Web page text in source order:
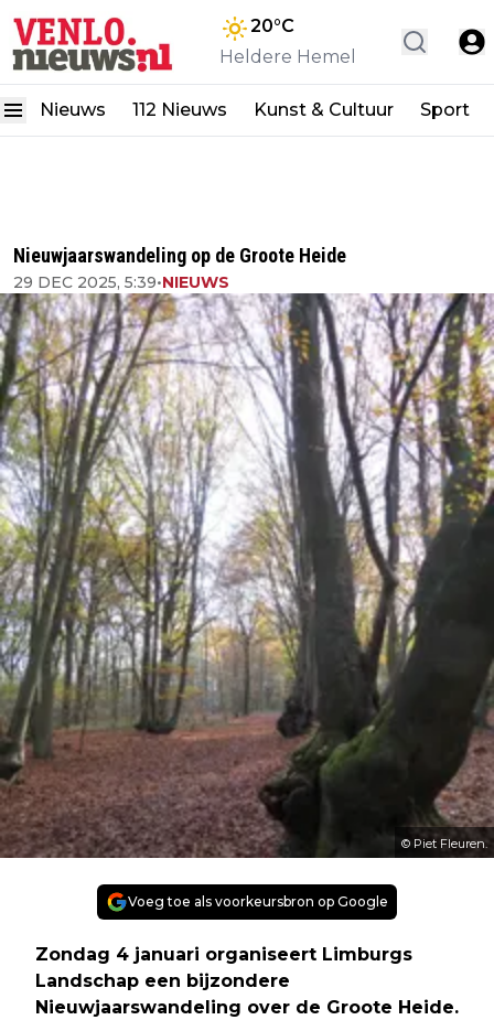
20°C
Heldere Hemel
Nieuws 112 Nieuws Kunst & Cultuur Sport
Nieuwjaarswandeling op de Groote Heide
29 DEC 2025, 5:39•NIEUWS
© Piet Fleuren.
Voeg toe als voorkeursbron op Google
Zondag 4 januari organiseert Limburgs
Landschap een bijzondere
Nieuwjaarswandeling over de Groote Heide.